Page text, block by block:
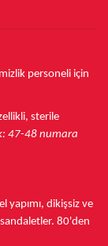
personeli için
sterile
47-48 numara
yapımı, dikişsiz ve
80'den